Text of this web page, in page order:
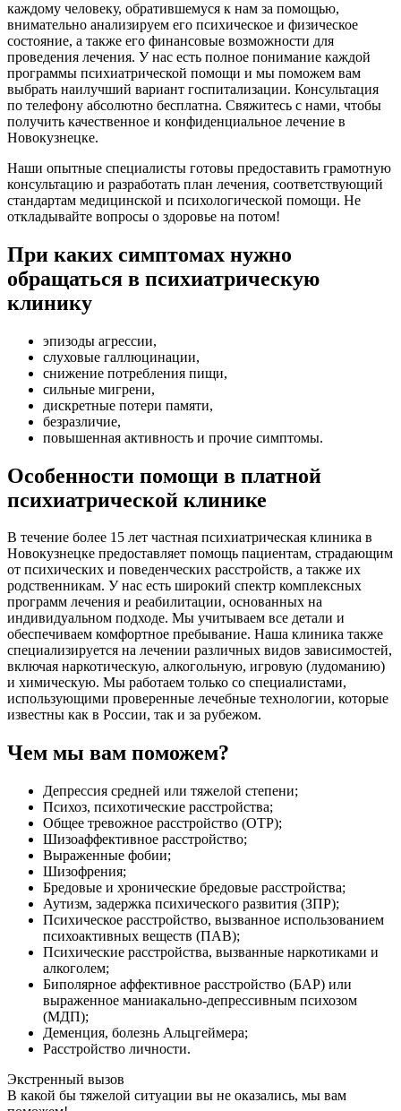
каждому человеку, обратившемуся к нам за помощью,
внимательно анализируем его психическое и физическое
состояние, а также его финансовые возможности для
проведения лечения. У нас есть полное понимание каждой
программы психиатрической помощи и мы поможем вам
выбрать наилучший вариант госпитализации. Консультация
по телефону абсолютно бесплатна. Свяжитесь с нами, чтобы
получить качественное и конфиденциальное лечение в
Новокузнецке.
Наши опытные специалисты готовы предоставить грамотную
консультацию и разработать план лечения, соответствующий
стандартам медицинской и психологической помощи. Не
откладывайте вопросы о здоровье на потом!
При каких симптомах нужно
обращаться в психиатрическую
клинику
эпизоды агрессии,
слуховые галлюцинации,
снижение потребления пищи,
сильные мигрени,
дискретные потери памяти,
безразличие,
повышенная активность и прочие симптомы.
Особенности помощи в платной
психиатрической клинике
В течение более 15 лет частная психиатрическая клиника в
Новокузнецке предоставляет помощь пациентам, страдающим
от психических и поведенческих расстройств, а также их
родственникам. У нас есть широкий спектр комплексных
программ лечения и реабилитации, основанных на
индивидуальном подходе. Мы учитываем все детали и
обеспечиваем комфортное пребывание. Наша клиника также
специализируется на лечении различных видов зависимостей,
включая наркотическую, алкогольную, игровую (лудоманию)
и химическую. Мы работаем только со специалистами,
использующими проверенные лечебные технологии, которые
известны как в России, так и за рубежом.
Чем мы вам поможем?
Депрессия средней или тяжелой степени;
Психоз, психотические расстройства;
Общее тревожное расстройство (ОТР);
Шизоаффективное расстройство;
Выраженные фобии;
Шизофрения;
Бредовые и хронические бредовые расстройства;
Аутизм, задержка психического развития (ЗПР);
Психическое расстройство, вызванное использованием
психоактивных веществ (ПАВ);
Психические расстройства, вызванные наркотиками и
алкоголем;
Биполярное аффективное расстройство (БАР) или
выраженное маниакально-депрессивным психозом
(МДП);
Деменция, болезнь Альцгеймера;
Расстройство личности.
Экстренный вызов
В какой бы тяжелой ситуации вы не оказались, мы вам